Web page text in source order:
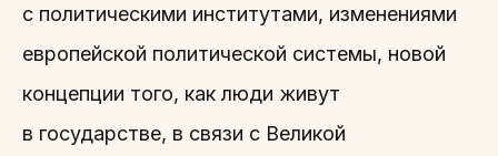
с политическими институтами, изменениями
европейской политической системы, новой
концепции того, как люди живут
в государстве, в связи с Великой